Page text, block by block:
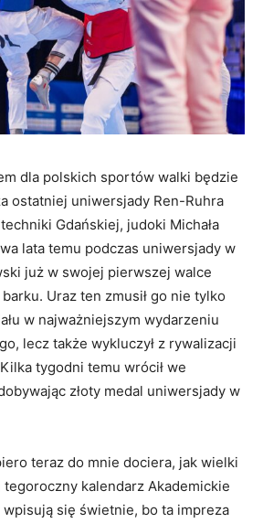
dla polskich sportów walki będzie
ostatniej uniwersjady Ren-Ruhra
Gdańskiej, judoki Michała
lata temu podczas uniwersjady w
już w swojej pierwszej walce
Uraz ten zmusił go nie tylko
w najważniejszym wydarzeniu
lecz także wykluczył z rywalizacji
tygodni temu wrócił we
złoty medal uniwersjady w
teraz do mnie dociera, jak wielki
kalendarz Akademickie
się świetnie, bo ta impreza